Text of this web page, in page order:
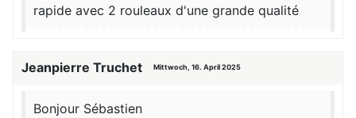
rapide avec 2 rouleaux d'une grande qualité
Jeanpierre Truchet Mittwoch, 16. April 2025
Bonjour Sébastien